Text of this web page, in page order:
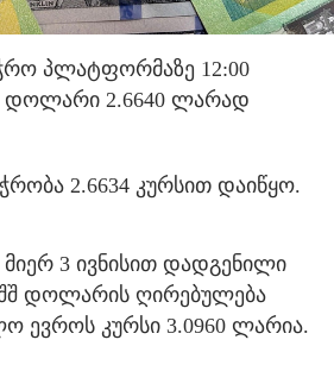
პლატფორმაზე 12:00
დოლარი 2.6640 ლარად
2.6634 კურსით დაიწყო.
3 ივნისით დადგენილი
დოლარის ღირებულება
ევროს კურსი 3.0960 ლარია.